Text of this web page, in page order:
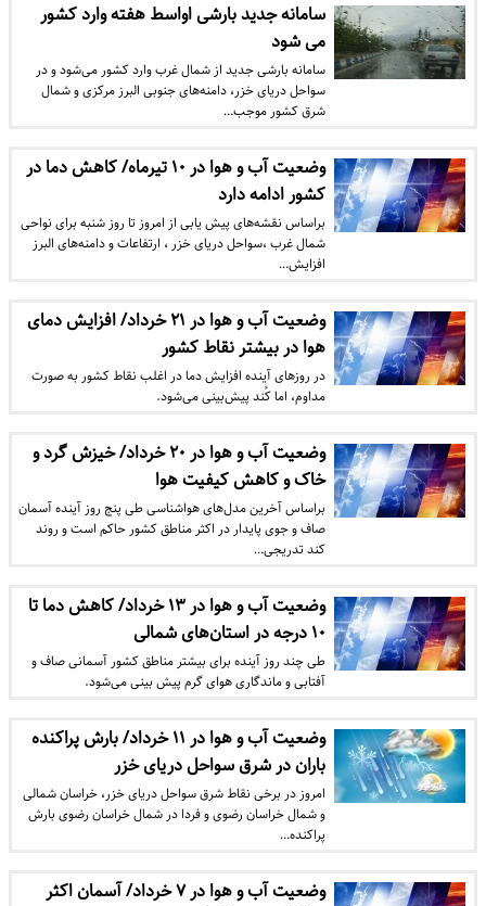
سامانه جدید بارشی اواسط هفته وارد کشور
می شود
سامانه بارشی جدید از شمال غرب وارد کشور می‌شود و در
سواحل دریای خزر، دامنه‌های جنوبی البرز مرکزی و شمال
شرق کشور موجب…
وضعیت آب و هوا در ۱۰ تیرماه/ کاهش دما در
کشور ادامه دارد
براساس نقشه‌های پیش یابی از امروز تا روز شنبه برای نواحی
شمال غرب ،سواحل دریای خزر ، ارتفاعات و دامنه‌های البرز
افزایش…
وضعیت آب و هوا در ۲۱ خرداد/ افزایش دمای
هوا در بیشتر نقاط کشور
در روز‌های آینده افزایش دما در اغلب نقاط کشور به صورت
مداوم، اما کُند پیش‌بینی می‌شود.
وضعیت آب و هوا در ۲۰ خرداد/ خیزش گرد و
خاک و کاهش کیفیت هوا
براساس آخرین مدل‌های هواشناسی طی پنج روز آینده آسمان
صاف و جوی پایدار در اکثر مناطق کشور حاکم است و روند
کند تدریجی…
وضعیت آب و هوا در ۱۳ خرداد/ کاهش دما تا
۱۰ درجه در استان‌های شمالی
طی چند روز آینده برای بیشتر مناطق کشور آسمانی صاف و
آفتابی و ماندگاری هوای گرم پیش بینی می‌شود.
وضعیت آب و هوا در ۱۱ خرداد/ بارش پراکنده
باران در شرق سواحل دریای خزر
امروز در برخی نقاط شرق سواحل دریای خزر، خراسان شمالی
و شمال خراسان رضوی و فردا در شمال خراسان رضوی بارش
پراکنده…
وضعیت آب و هوا در ۷ خرداد/ آسمان اکثر